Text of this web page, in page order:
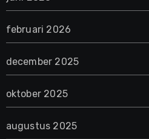
februari 2026
december 2025
oktober 2025
augustus 2025